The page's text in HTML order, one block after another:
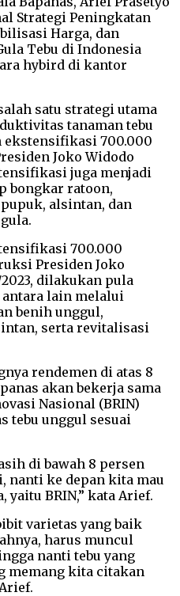
Strategi Peningkatan
Harga, dan
Tebu di Indonesia
hybird di kantor
satu strategi utama
tanaman tebu
ekstensifikasi 700.000
Joko Widodo
juga menjadi
bongkar ratoon,
alsintan, dan
700.000
Presiden Joko
dilakukan pula
lain melalui
benih unggul,
serta revitalisasi
rendemen di atas 8
akan bekerja sama
Nasional (BRIN)
tebu unggul sesuai
di bawah 8 persen
nanti ke depan kita mau
BRIN,” kata Arief.
varietas yang baik
harus muncul
nanti tebu yang
memang kita citakan